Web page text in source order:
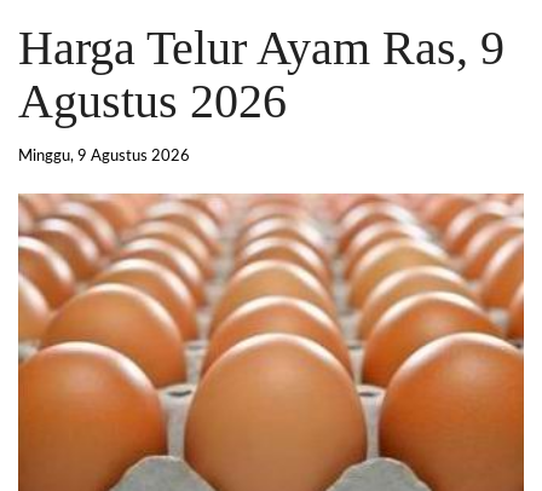
Harga Telur Ayam Ras, 9
Agustus 2026
Minggu, 9 Agustus 2026